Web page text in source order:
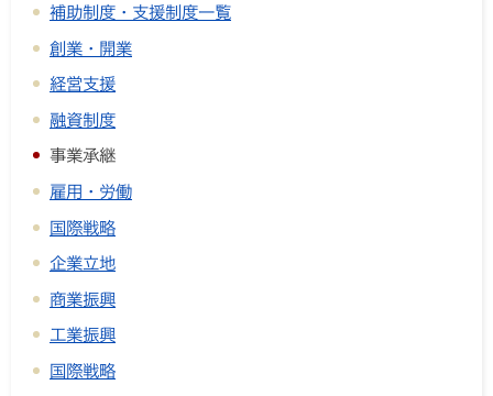
補助制度・支援制度一覧
創業・開業
経営支援
融資制度
事業承継
雇用・労働
国際戦略
企業立地
商業振興
工業振興
国際戦略